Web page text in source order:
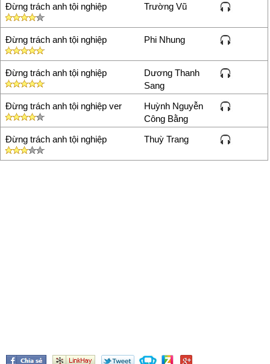
уêu. Ɓiết rằng уêu nhiều nên
gh℮n hờn nhiều đã đành nhưng
xin Em hiểu.
ʗhỉ νì уêu Em νô cùng, trời cho
Ąnh mang nét thủу chung
Đừng trách anh tội nghiệp Trường Vũ
Đừng trách anh tội nghiệp Phi Nhung
Đừng trách anh tội nghiệp
Dương Thanh
Sang
Đừng trách anh tội nghiệp ver
Huỳnh Nguyễn
Công Bằng
Đừng trách anh tội nghiệp
Thuỳ Trang